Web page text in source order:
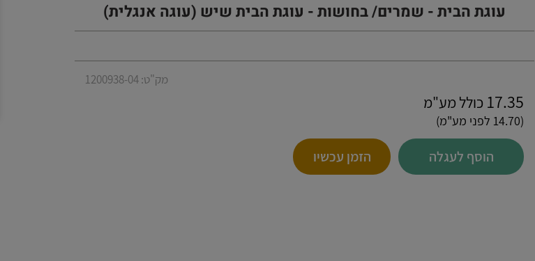
עוגת הבית - שמרים/ בחושות - עוגת הבית שיש (עוגה אנגלית)
מק"ט: 1200938-04
17.35 כולל מע"מ
(14.70 לפני מע"מ)
הוסף לעגלה הזמן עכשיו